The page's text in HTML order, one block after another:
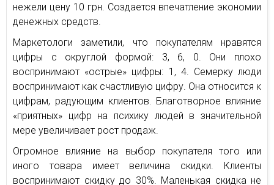
нежели цену 10 грн. Создается впечатление экономии
денежных средств.
Маркетологи заметили, что покупателям нравятся
цифры с округлой формой: 3, 6, 0. Они плохо
воспринимают «острые» цифры: 1, 4. Семерку люди
воспринимают как счастливую цифру. Она относится к
цифрам, радующим клиентов. Благотворное влияние
«приятных» цифр на психику людей в значительной
мере увеличивает рост продаж.
Огромное влияние на выбор покупателя того или
иного товара имеет величина скидки. Клиенты
воспринимают скидку до 30%. Маленькая скидка не